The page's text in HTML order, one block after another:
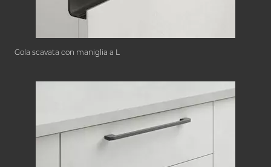
Gola scavata con maniglia a L